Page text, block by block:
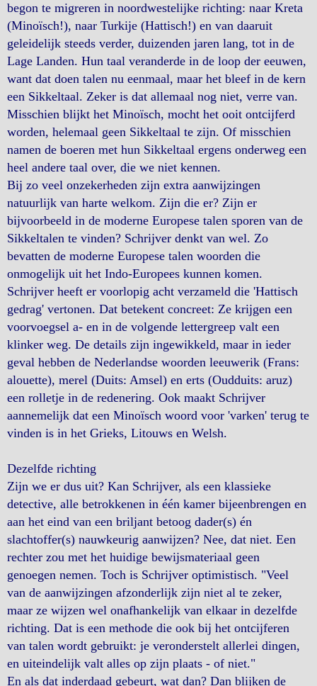
begon te migreren in noordwestelijke richting: naar Kreta
(Minoïsch!), naar Turkije (Hattisch!) en van daaruit
geleidelijk steeds verder, duizenden jaren lang, tot in de
Lage Landen. Hun taal veranderde in de loop der eeuwen,
want dat doen talen nu eenmaal, maar het bleef in de kern
een Sikkeltaal. Zeker is dat allemaal nog niet, verre van.
Misschien blijkt het Minoïsch, mocht het ooit ontcijferd
worden, helemaal geen Sikkeltaal te zijn. Of misschien
namen de boeren met hun Sikkeltaal ergens onderweg een
heel andere taal over, die we niet kennen.
Bij zo veel onzekerheden zijn extra aanwijzingen
natuurlijk van harte welkom. Zijn die er? Zijn er
bijvoorbeeld in de moderne Europese talen sporen van de
Sikkeltalen te vinden? Schrijver denkt van wel. Zo
bevatten de moderne Europese talen woorden die
onmogelijk uit het Indo-Europees kunnen komen.
Schrijver heeft er voorlopig acht verzameld die 'Hattisch
gedrag' vertonen. Dat betekent concreet: Ze krijgen een
voorvoegsel a- en in de volgende lettergreep valt een
klinker weg. De details zijn ingewikkeld, maar in ieder
geval hebben de Nederlandse woorden leeuwerik (Frans:
alouette), merel (Duits: Amsel) en erts (Oudduits: aruz)
een rolletje in de redenering. Ook maakt Schrijver
aannemelijk dat een Minoïsch woord voor 'varken' terug te
vinden is in het Grieks, Litouws en Welsh.
Dezelfde richting
Zijn we er dus uit? Kan Schrijver, als een klassieke
detective, alle betrokkenen in één kamer bijeenbrengen en
aan het eind van een briljant betoog dader(s) én
slachtoffer(s) nauwkeurig aanwijzen? Nee, dat niet. Een
rechter zou met het huidige bewijsmateriaal geen
genoegen nemen. Toch is Schrijver optimistisch. "Veel
van de aanwijzingen afzonderlijk zijn niet al te zeker,
maar ze wijzen wel onafhankelijk van elkaar in dezelfde
richting. Dat is een methode die ook bij het ontcijferen
van talen wordt gebruikt: je veronderstelt allerlei dingen,
en uiteindelijk valt alles op zijn plaats - of niet."
En als dat inderdaad gebeurt, wat dan? Dan blijken de